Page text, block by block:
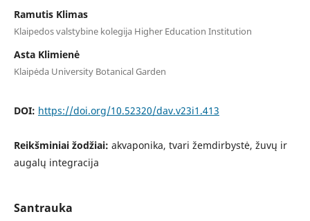
Ramutis Klimas
Klaipedos valstybine kolegija Higher Education Institution
Asta Klimienė
Klaipėda University Botanical Garden
DOI: https://doi.org/10.52320/dav.v23i1.413
Reikšminiai žodžiai: akvaponika, tvari žemdirbystė, žuvų ir
augalų integracija
Santrauka